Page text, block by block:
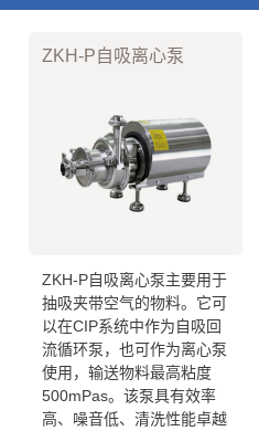
ZKH-P自吸离心泵
ZKH-P自吸离心泵主要用于
抽吸夹带空气的物料。它可
以在CIP系统中作为自吸回
流循环泵，也可作为离心泵
使用，输送物料最高粘度
500mPas。该泵具有效率
高、噪音低、清洗性能卓越